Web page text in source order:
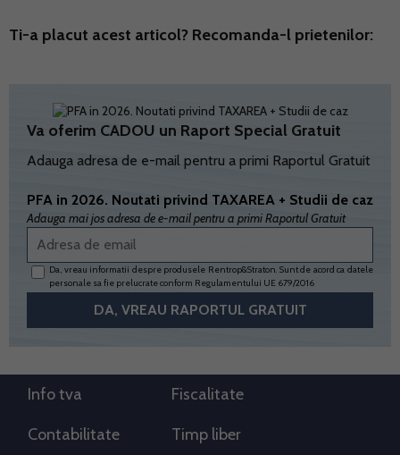
Ti-a placut acest articol? Recomanda-l prietenilor:
Va oferim CADOU un Raport Special Gratuit
Adauga adresa de e-mail pentru a primi Raportul Gratuit
PFA in 2026. Noutati privind TAXAREA + Studii de caz
Adauga mai jos adresa de e-mail pentru a primi Raportul Gratuit
Da, vreau informatii despre produsele Rentrop&Straton. Sunt de acord ca datele
personale sa fie prelucrate conform Regulamentului UE 679/2016
Info tva Fiscalitate
Contabilitate Timp liber